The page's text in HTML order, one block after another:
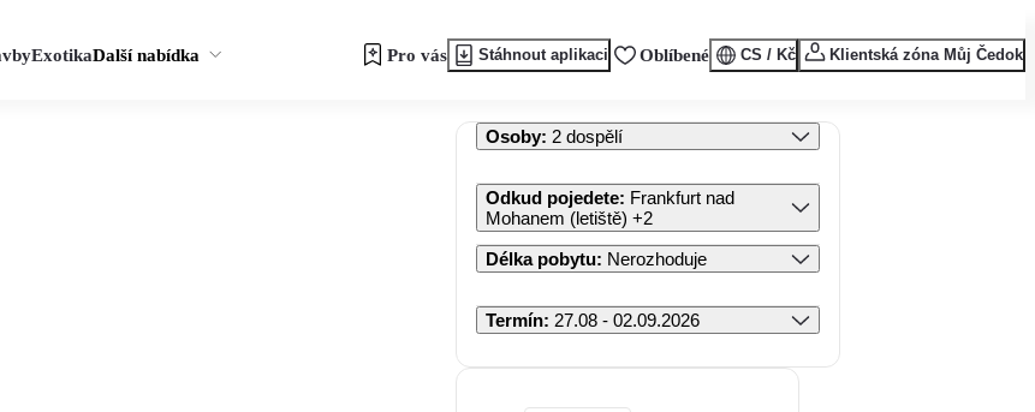
ExotikaDalší nabídka Pro vás Stáhnout aplikaci Oblíbené CS / Kč Klientská zóna Můj Čedok
Osoby: 2 dospělí
Odkud pojedete: Frankfurt nad
Mohanem (letiště) +2
Délka pobytu: Nerozhoduje
Termín: 27.08 - 02.09.2026